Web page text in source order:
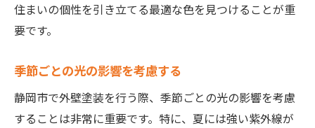
住まいの個性を引き立てる最適な色を見つけることが重
要です。
季節ごとの光の影響を考慮する
静岡市で外壁塗装を行う際、季節ごとの光の影響を考慮
することは非常に重要です。特に、夏には強い紫外線が